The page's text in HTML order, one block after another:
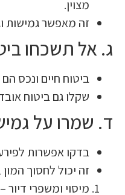
מאפשר גמישות וגם
תשכחו
חיים ונכס הם חובה.
גם ביטוח אובדן כושר
על גמישות:
אפשרות לפירעון
יכול לחסוך המון בטווח
ומשפרי דיור – מה